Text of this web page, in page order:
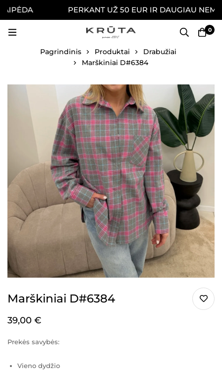
PERKANT UŽ 50 EUR IR DAUGIAU
0
Pagrindinis Produktai
Drabužiai
Marškiniai D#6384
Marškiniai D#6384
39,00 €
Prekės savybės:
Vieno dydžio